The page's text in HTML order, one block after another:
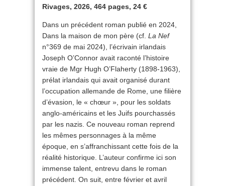
Rivages, 2026, 464 pages, 24 €
Dans un précédent roman publié en 2024,
Dans la maison de mon père (cf. La Nef
n°369 de mai 2024), l’écrivain irlandais
Joseph O’Connor avait raconté l’histoire
vraie de Mgr Hugh O’Flaherty (1898-1963),
prélat irlandais qui avait organisé durant
l’occupation allemande de Rome, une filière
d’évasion, le « chœur », pour les soldats
anglo-américains et les Juifs pourchassés
par les nazis. Ce nouveau roman reprend
les mêmes personnages à la même
époque, en s’affranchissant cette fois de la
réalité historique. L’auteur confirme ici son
immense talent, entrevu dans le roman
précédent. On suit, entre février et avril